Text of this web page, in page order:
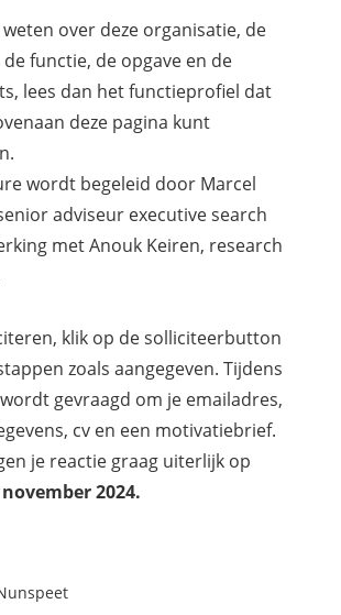
over deze organisatie, de
functie, de opgave en de
lees dan het functieprofiel dat
deze pagina kunt
wordt begeleid door Marcel
adviseur executive search
met Anouk Keiren, research
klik op de solliciteerbutton
zoals aangegeven. Tijdens
gevraagd om je emailadres,
cv en een motivatiebrief.
je reactie graag uiterlijk op
2024.